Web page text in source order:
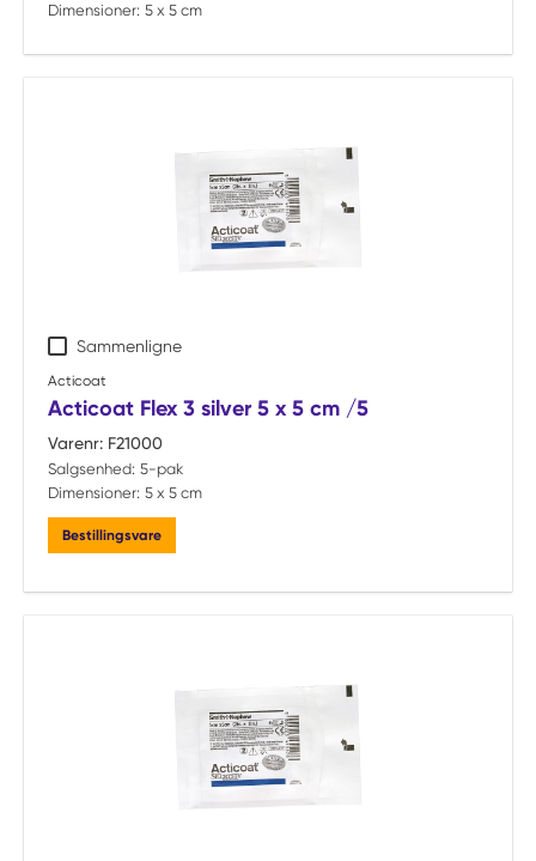
Dimensioner: 5 x 5 cm
Sammenligne
Acticoat
Acticoat Flex 3 silver 5 x 5 cm /5
Varenr: F21000
Salgsenhed: 5-pak
Dimensioner: 5 x 5 cm
Bestillingsvare